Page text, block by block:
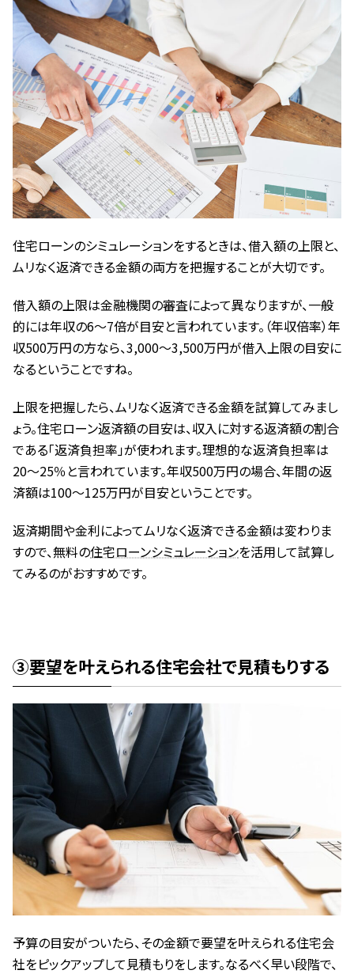
住宅ローンのシミュレーションをするときは、借入額の上限と、
ムリなく返済できる金額の両方を把握することが大切です。
借入額の上限は金融機関の審査によって異なりますが、一般
的には年収の6～7倍が目安と言われています。（年収倍率）年
収500万円の方なら、3,000～3,500万円が借入上限の目安に
なるということですね。
上限を把握したら、ムリなく返済できる金額を試算してみまし
ょう。住宅ローン返済額の目安は、収入に対する返済額の割合
である「返済負担率」が使われます。理想的な返済負担率は
20～25％と言われています。年収500万円の場合、年間の返
済額は100～125万円が目安ということです。
返済期間や金利によってムリなく返済できる金額は変わりま
すので、無料の住宅ローンシミュレーションを活用して試算し
てみるのがおすすめです。
③要望を叶えられる住宅会社で見積もりする
予算の目安がついたら、その金額で要望を叶えられる住宅会
社をピックアップして見積もりをします。なるべく早い段階で、